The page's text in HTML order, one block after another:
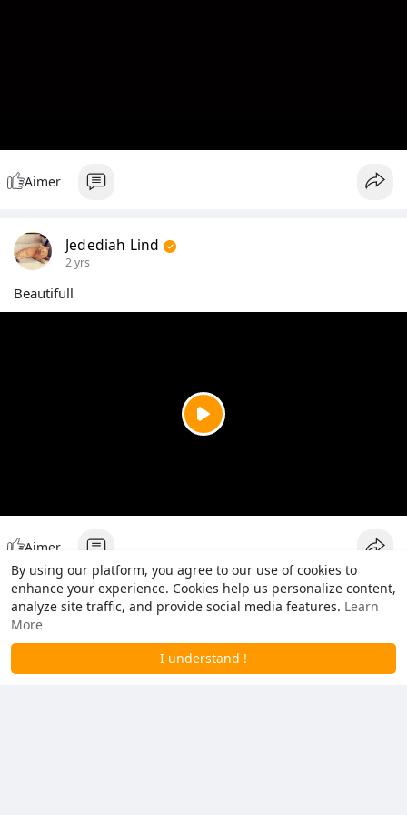
By using our platform, you agree to our use of cookies to
enhance your experience. Cookies help us personalize content,
analyze site traffic, and provide social media features. Learn
More
I understand !
Aimer
Jedediah Lind
2 yrs
Beautifull
y
Aimer